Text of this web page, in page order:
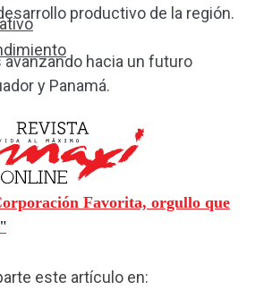
productivo de la región.
hacia un futuro
y Panamá.
Favorita, orgullo que
"
este artículo en: